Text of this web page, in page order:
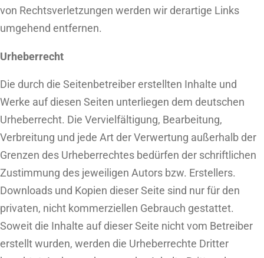
von Rechtsverletzungen werden wir derartige Links
umgehend entfernen.
Urheberrecht
Die durch die Seitenbetreiber erstellten Inhalte und
Werke auf diesen Seiten unterliegen dem deutschen
Urheberrecht. Die Vervielfältigung, Bearbeitung,
Verbreitung und jede Art der Verwertung außerhalb der
Grenzen des Urheberrechtes bedürfen der schriftlichen
Zustimmung des jeweiligen Autors bzw. Erstellers.
Downloads und Kopien dieser Seite sind nur für den
privaten, nicht kommerziellen Gebrauch gestattet.
Soweit die Inhalte auf dieser Seite nicht vom Betreiber
erstellt wurden, werden die Urheberrechte Dritter